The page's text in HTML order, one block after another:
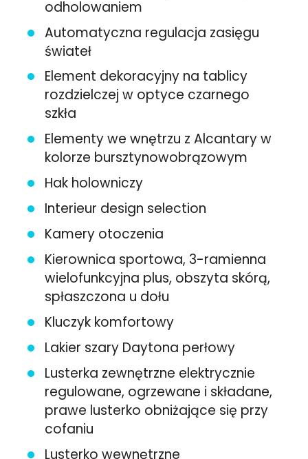
odholowaniem
Automatyczna regulacja zasięgu
świateł
Element dekoracyjny na tablicy
rozdzielczej w optyce czarnego
szkła
Elementy we wnętrzu z Alcantary w
kolorze bursztynowobrązowym
Hak holowniczy
Interieur design selection
Kamery otoczenia
Kierownica sportowa, 3-ramienna
wielofunkcyjna plus, obszyta skórą,
spłaszczona u dołu
Kluczyk komfortowy
Lakier szary Daytona perłowy
Lusterka zewnętrzne elektrycznie
regulowane, ogrzewane i składane,
prawe lusterko obniżające się przy
cofaniu
Lusterko wewnętrzne